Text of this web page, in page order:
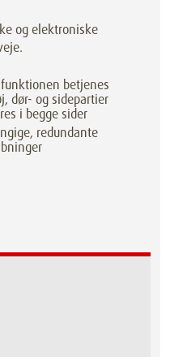
og elektroniske
betjenes
dør- og sidepartier
i begge sider
redundante